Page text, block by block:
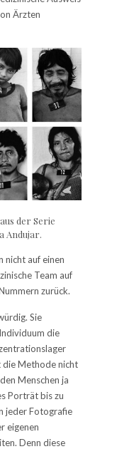
Ärzten
der Serie
Andujar.
nicht auf einen
Team auf
zurück.
Sie
die
die Methode nicht
Menschen ja
Porträt bis zu
jeder Fotografie
eigenen
Denn diese